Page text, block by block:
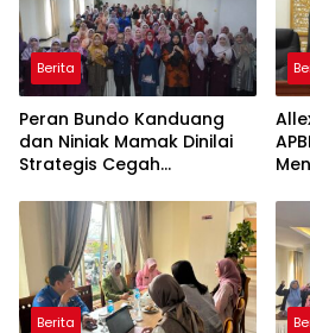
Berita
Peran Bundo Kanduang
dan Niniak Mamak Dinilai
Strategis Cegah
Berita